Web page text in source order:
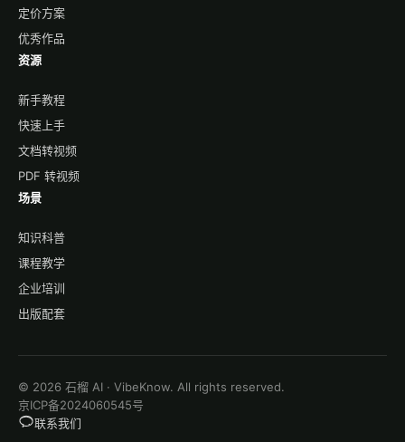
定价方案
优秀作品
资源
新手教程
快速上手
文档转视频
PDF 转视频
场景
知识科普
课程教学
企业培训
出版配套
© 2026 石榴 AI · VibeKnow. All rights reserved.
京ICP备2024060545号
联系我们